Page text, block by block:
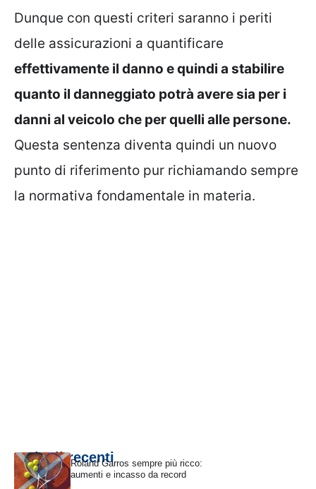
Dunque con questi criteri saranno i periti
delle assicurazioni a quantificare
effettivamente il danno e quindi a stabilire
quanto il danneggiato potrà avere sia per i
danni al veicolo che per quelli alle persone.
Questa sentenza diventa quindi un nuovo
punto di riferimento pur richiamando sempre
la normativa fondamentale in materia.
Articoli recentiRoland Garros sempre più ricco:
aumenti e incasso da record